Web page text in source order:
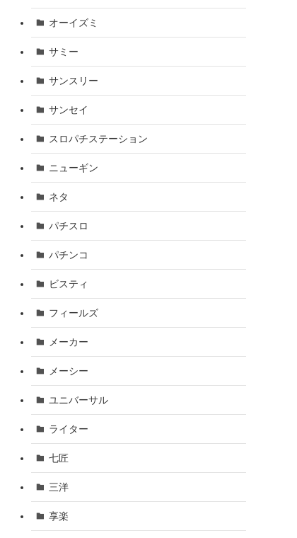
オーイズミ
サミー
サンスリー
サンセイ
スロパチステーション
ニューギン
ネタ
パチスロ
パチンコ
ビスティ
フィールズ
メーカー
メーシー
ユニバーサル
ライター
七匠
三洋
享楽